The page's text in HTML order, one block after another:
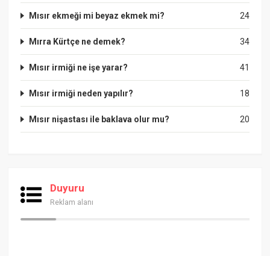
24
Mısır ekmeği mi beyaz ekmek mi?
34
Mırra Kürtçe ne demek?
41
Mısır irmiği ne işe yarar?
18
Mısır irmiği neden yapılır?
20
Mısır nişastası ile baklava olur mu?
Duyuru
Reklam alanı